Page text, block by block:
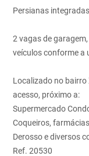
Persianas
2 vagas de
veículos conforme a
Localizado no bairro
acesso, próximo a:
Supermercado
Coqueiros,
Derosso e diversos
Ref. 20530